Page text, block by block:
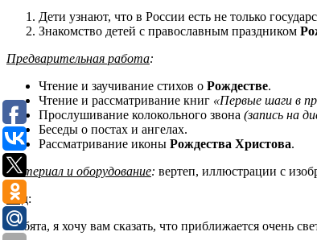
Дети узнают, что в России есть не только
Знакомство детей с православным праздником
Предварительная работа:
Чтение и заучивание стихов о Рождестве.
Чтение и рассматривание книг «Первые шаги в
Прослушивание колокольного звона (запись на
Беседы о постах и ангелах.
Рассматривание иконы Рождества Христова.
Материал и оборудование: вертеп, иллюстрации с
Ход:
-Ребята, я хочу вам сказать, что приближается очень